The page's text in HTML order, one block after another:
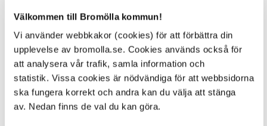
Välkommen till Bromölla kommun!
Vi använder webbkakor (cookies) för att förbättra din
upplevelse av bromolla.se. Cookies används också för
att analysera vår trafik, samla information och
statistik. Vissa cookies är nödvändiga för att webbsidorna
ska fungera korrekt och andra kan du välja att stänga
av. Nedan finns de val du kan göra.
E-tjänst - Tyck till
Här kan du tycka till om kommunens verksamheter
och tjänster. Dina synpunkter ger oss möjlighet att
utveckla vår kommun och ge bättre service. Tack
för din medverkan!